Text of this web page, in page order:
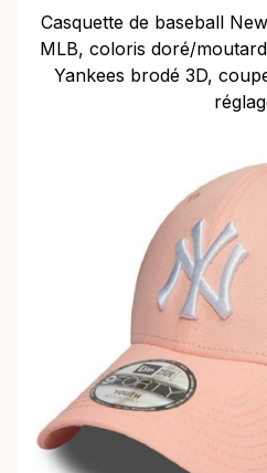
Casquette de baseball
MLB, coloris doré/
Yankees brodé 3D,